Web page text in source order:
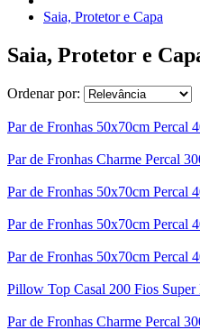
Saia, Protetor e Capa
Saia, Protetor e
Ordenar por:
Par de Fronhas 50x70cm Percal
Par de Fronhas Charme Percal
Par de Fronhas 50x70cm Percal
Par de Fronhas 50x70cm Percal
Par de Fronhas 50x70cm Percal
Pillow Top Casal 200 Fios
Par de Fronhas Charme Percal